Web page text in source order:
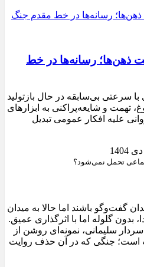
ذهن‌ها؛ رسانه‌ها در خط
سرعتی بی‌سابقه در حال بازتولید
تهمت و شایعه‌پراکنی به ابزارهای
علیه افکار عمومی تبدیل
تحمل نمی‌شود؟
گفت‌وگو باشند اما حالا به میدان
بدون گلوله اما با اثرگذاری عمیق.
سلیمانی، نمونه‌ای روشن از
است؛ جنگی که در آن حذف روایت